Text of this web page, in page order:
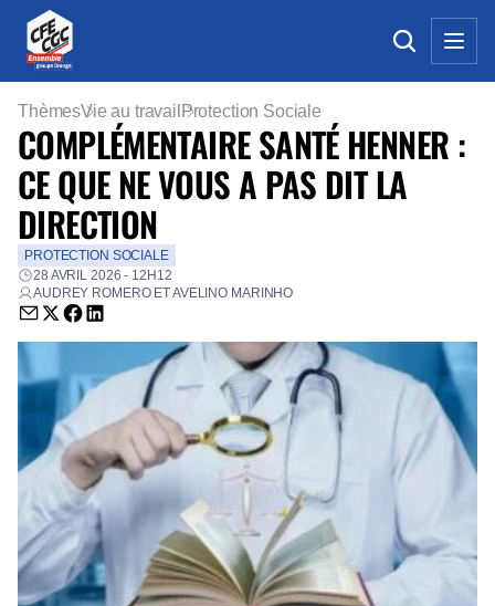
ThèmesVie au travail Protection Sociale
COMPLÉMENTAIRE SANTÉ HENNER :
CE QUE NE VOUS A PAS DIT LA
DIRECTION
PROTECTION SOCIALE
28 AVRIL 2026 - 12H12
AUDREY ROMERO ET AVELINO MARINHO
Envoyer par email (nouvelle fenêtre)
Partager sur Twitter (nouvelle fenêtre)
Partager sur Facebook (nouvelle fenêtre)
Partager sur LinkedIn (nouvelle fenêtre)